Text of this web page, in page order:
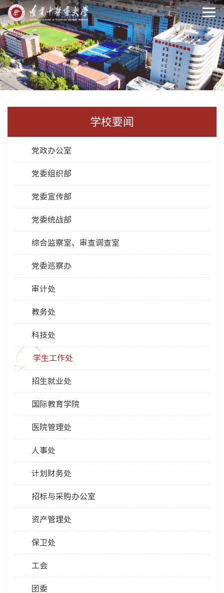
学校要闻
党政办公室
党委组织部
党委宣传部
党委统战部
综合监察室、审查调查室
党委巡察办
审计处
教务处
科技处
学生工作处
招生就业处
国际教育学院
医院管理处
人事处
计划财务处
招标与采购办公室
资产管理处
保卫处
工会
团委